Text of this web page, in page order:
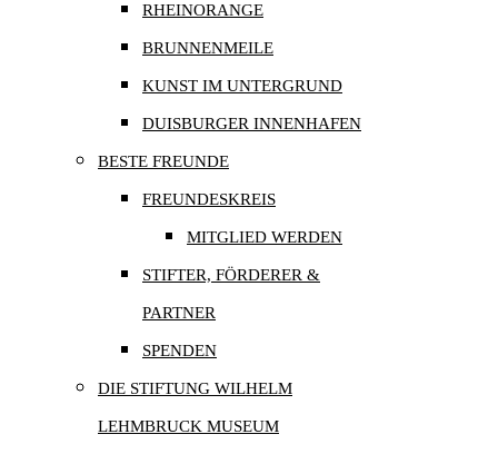
RHEINORANGE
BRUNNENMEILE
KUNST IM UNTERGRUND
DUISBURGER INNENHAFEN
BESTE FREUNDE
FREUNDESKREIS
MITGLIED WERDEN
STIFTER, FÖRDERER &
PARTNER
SPENDEN
DIE STIFTUNG WILHELM
LEHMBRUCK MUSEUM